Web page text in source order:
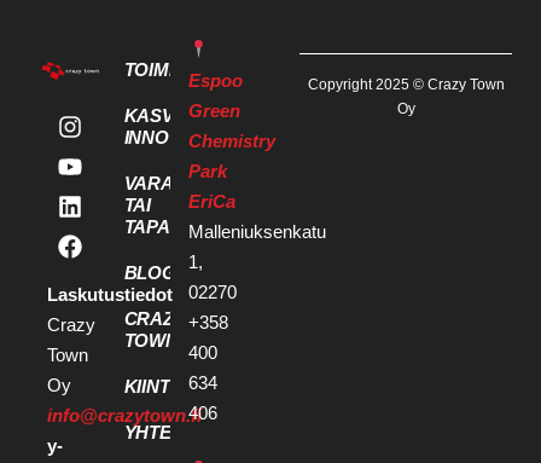
Laskutustiedot
Crazy
Town
Oy
info@crazytown.fi
y-
TOIMITILAT
KASVU- JA
INNOVAATIOPALVELUT
VARAA KOKOUS
TAI
TAPAHTUMATILA
BLOGI
CRAZY
TOWN
KIINTEISTÖKEHITTÄJILLE
YHTEYSTIEDOT
Espoo
Green
Chemistry
Park
EriCa
Malleniuksenkatu
1,
02270
+358
400
634
406
Copyright 2025 © Crazy Town
Oy